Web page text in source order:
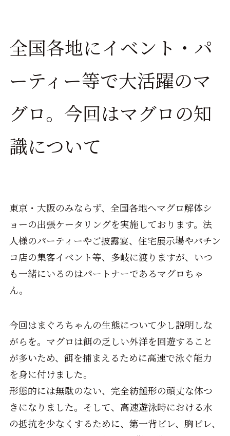
全国各地にイベント・パ
ーティー等で大活躍のマ
グロ。今回はマグロの知
識について
東京・大阪のみならず、全国各地へマグロ解体シ
ョーの出張ケータリングを実施しております。法
人様のパーティーやご披露宴、住宅展示場やパチン
コ店の集客イベント等、多岐に渡りますが、いつ
も一緒にいるのはパートナーであるマグロちゃ
ん。
今回はまぐろちゃんの生態について少し説明しな
がらを。マグロは餌の乏しい外洋を回遊すること
が多いため、餌を捕まえるために高速で泳ぐ能力
を身に付けました。
形態的には無駄のない、完全紡錘形の頑丈な体つ
きになりました。そして、高速遊泳時における水
の抵抗を少なくするために、第一背ビレ、胸ビレ、